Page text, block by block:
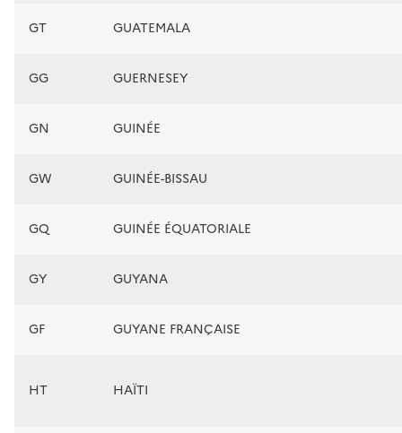
GT GUATEMALA
GG GUERNESEY
GN GUINÉE
GW GUINÉE-BISSAU
GQ GUINÉE ÉQUATORIALE
GY GUYANA
GF GUYANE FRANÇAISE
HT HAÏTI